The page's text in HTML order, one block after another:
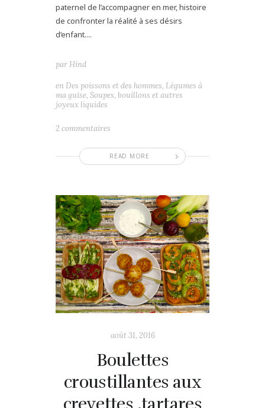
paternel de l’accompagner en mer, histoire
de confronter la réalité à ses désirs
d’enfant....
READ MORE
par Hind
en Des poissons et des hommes, Légumes à
ma guise, Soupes, bouillons et autres
joyeux liquides
2 commentaires
août 31, 2016
Boulettes
croustillantes aux